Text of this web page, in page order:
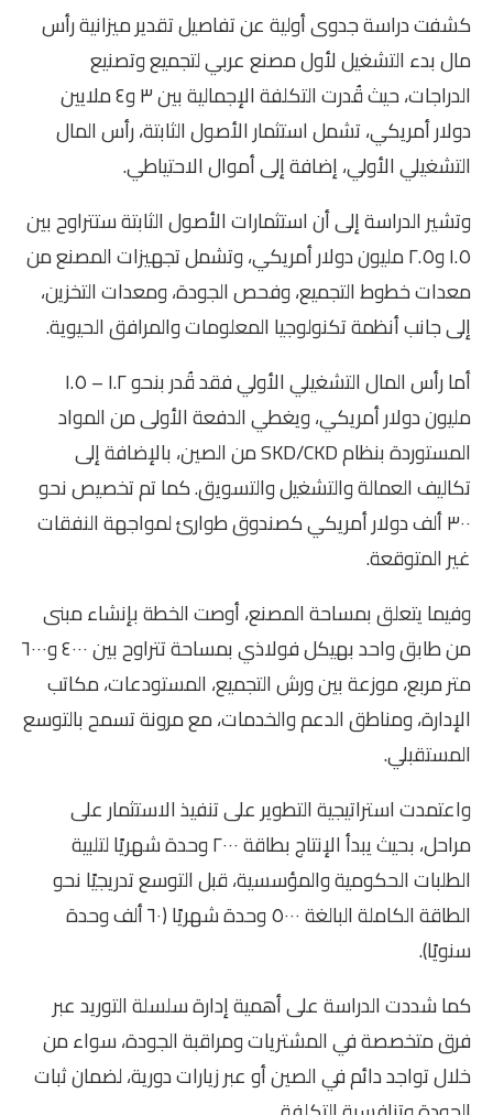
كشفت دراسة جدوى أولية عن تفاصيل تقدير ميزانية رأس
مال بدء التشغيل لأول مصنع عربي لتجميع وتصنيع
الدراجات، حيث قُدرت التكلفة الإجمالية بين ٣ و٤ ملايين
دولار أمريكي، تشمل استثمار الأصول الثابتة، رأس المال
التشغيلي الأولي، إضافة إلى أموال الاحتياطي.
وتشير الدراسة إلى أن استثمارات الأصول الثابتة ستتراوح بين
١.٥ و٢.٥ مليون دولار أمريكي، وتشمل تجهيزات المصنع من
معدات خطوط التجميع، وفحص الجودة، ومعدات التخزين،
إلى جانب أنظمة تكنولوجيا المعلومات والمرافق الحيوية.
أما رأس المال التشغيلي الأولي فقد قُدر بنحو ١.٢ – ١.٥
مليون دولار أمريكي، ويغطي الدفعة الأولى من المواد
المستوردة بنظام SKD/CKD من الصين، بالإضافة إلى
تكاليف العمالة والتشغيل والتسويق. كما تم تخصيص نحو
٣٠٠ ألف دولار أمريكي كصندوق طوارئ لمواجهة النفقات
غير المتوقعة.
وفيما يتعلق بمساحة المصنع، أوصت الخطة بإنشاء مبنى
من طابق واحد بهيكل فولاذي بمساحة تتراوح بين ٤٠٠٠ و٦٠٠٠
متر مربع، موزعة بين ورش التجميع، المستودعات، مكاتب
الإدارة، ومناطق الدعم والخدمات، مع مرونة تسمح بالتوسع
المستقبلي.
واعتمدت استراتيجية التطوير على تنفيذ الاستثمار على
مراحل، بحيث يبدأ الإنتاج بطاقة ٢٠٠٠ وحدة شهريًا لتلبية
الطلبات الحكومية والمؤسسية، قبل التوسع تدريجيًا نحو
الطاقة الكاملة البالغة ٥٠٠٠ وحدة شهريًا (٦٠ ألف وحدة
سنويًا).
كما شددت الدراسة على أهمية إدارة سلسلة التوريد عبر
فرق متخصصة في المشتريات ومراقبة الجودة، سواء من
خلال تواجد دائم في الصين أو عبر زيارات دورية، لضمان ثبات